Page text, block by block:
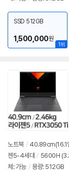
1위
SSD 512GB
1,500,000원
노트북 / 40.89cm(16.1
젠5-4세대 / 5600H
체: 가능 / 용량: 512GB